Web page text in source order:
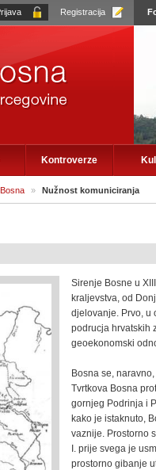
Registracija
Kontroverze
» Nužnost komuniciranja
Sirenje Bosne u
kraljevstva, od
djelovanje. Prvo, u
podrucja hrvatskih
geoekonomski
Bosna se,
Tvrtkova Bosna
gornjeg Podrinja i
kako je istaknuto,
vaznije. Prostorno
I. prije svega je
prostorno gibanje